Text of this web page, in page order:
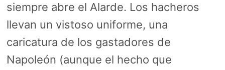
siempre abre el Alarde. Los hacheros
llevan un vistoso uniforme, una
caricatura de los gastadores de
Napoleón (aunque el hecho que